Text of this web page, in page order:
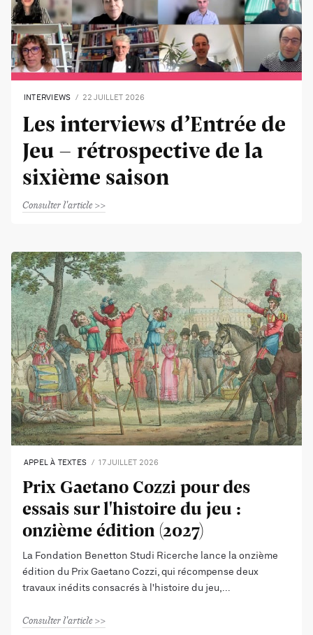
INTERVIEWS 22 JUILLET 2026
Les interviews d’Entrée de
Jeu - rétrospective de la
sixième saison
Consulter l'article
APPEL À TEXTES 17 JUILLET 2026
Prix Gaetano Cozzi pour des
essais sur l'histoire du jeu :
onzième édition (2027)
La Fondation Benetton Studi Ricerche lance la onzième
édition du Prix Gaetano Cozzi, qui récompense deux
travaux inédits consacrés à l'histoire du jeu,
Consulter l'article